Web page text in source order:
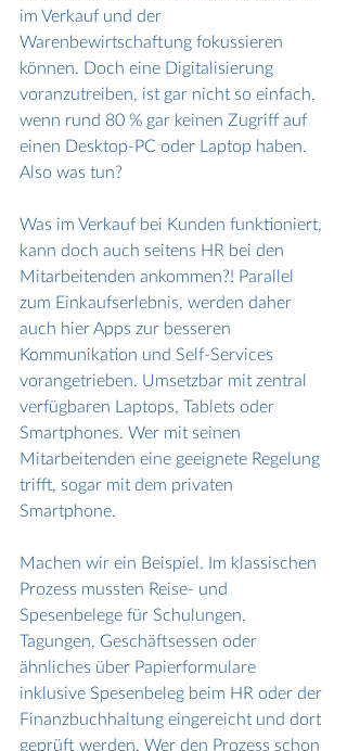
im Verkauf und der
Warenbewirtschaftung fokussieren
können. Doch eine Digitalisierung
voranzutreiben, ist gar nicht so einfach,
wenn rund 80 % gar keinen Zugriff auf
einen Desktop-PC oder Laptop haben.
Also was tun?
Was im Verkauf bei Kunden funktioniert,
kann doch auch seitens HR bei den
Mitarbeitenden ankommen?! Parallel
zum Einkaufserlebnis, werden daher
auch hier Apps zur besseren
Kommunikation und Self-Services
vorangetrieben. Umsetzbar mit zentral
verfügbaren Laptops, Tablets oder
Smartphones. Wer mit seinen
Mitarbeitenden eine geeignete Regelung
trifft, sogar mit dem privaten
Smartphone.
Machen wir ein Beispiel. Im klassischen
Prozess mussten Reise- und
Spesenbelege für Schulungen,
Tagungen, Geschäftsessen oder
ähnliches über Papierformulare
inklusive Spesenbeleg beim HR oder der
Finanzbuchhaltung eingereicht und dort
geprüft werden. Wer den Prozess schon